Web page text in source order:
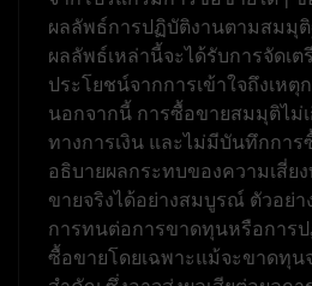
ผลลัพธ์การปฏิบัติงานตามสมมุ
ผลลัพธ์เหล่านี้จะได้รับการจัดเ
ประโยชน์จากการเข้าใจถึงเห
นอกจากนี้ การซื้อขายสมมุติไม่
ทางการเงิน และไม่มีบันทึกกา
อธิบายผลกระทบของความเสี่ย
ขายจริงได้อย่างสมบูรณ์ ตัวอย่
การทนต่อการขาดทุนหรือการ
ซื้อขายโดยเฉพาะแม้จะขาดทุน